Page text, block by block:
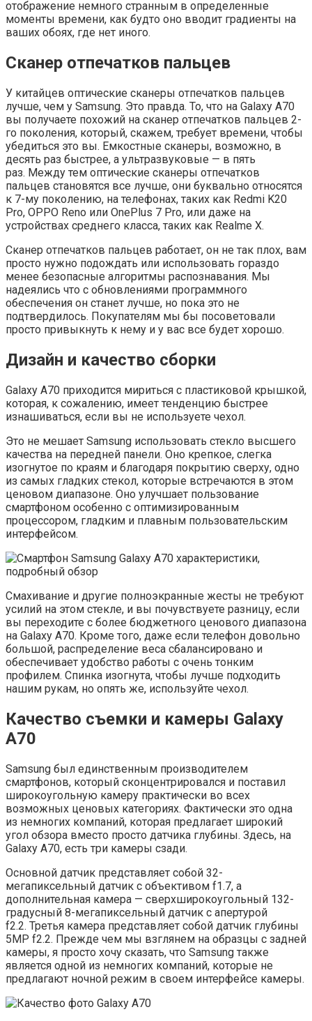
отображение немного странным в определенные
моменты времени, как будто оно вводит градиенты на
ваших обоях, где нет иного.
Сканер отпечатков пальцев
У китайцев оптические сканеры отпечатков пальцев
лучше, чем у Samsung. Это правда. То, что на Galaxy A70
вы получаете похожий на сканер отпечатков пальцев 2-
го поколения, который, скажем, требует времени, чтобы
убедиться это вы. Емкостные сканеры, возможно, в
десять раз быстрее, а ультразвуковые — в пять
раз. Между тем оптические сканеры отпечатков
пальцев становятся все лучше, они буквально относятся
к 7-му поколению, на телефонах, таких как Redmi K20
Pro, OPPO Reno или OnePlus 7 Pro, или даже на
устройствах среднего класса, таких как Realme X.
Сканер отпечатков пальцев работает, он не так плох, вам
просто нужно подождать или использовать гораздо
менее безопасные алгоритмы распознавания. Мы
надеялись что с обновлениями программного
обеспечения он станет лучше, но пока это не
подтвердилось. Покупателям мы бы посоветовали
просто привыкнуть к нему и у вас все будет хорошо.
Дизайн и качество сборки
Galaxy A70 приходится мириться с пластиковой крышкой,
которая, к сожалению, имеет тенденцию быстрее
изнашиваться, если вы не используете чехол.
Это не мешает Samsung использовать стекло высшего
качества на передней панели. Оно крепкое, слегка
изогнутое по краям и благодаря покрытию сверху, одно
из самых гладких стекол, которые встречаются в этом
ценовом диапазоне. Оно улучшает пользование
смартфоном особенно с оптимизированным
процессором, гладким и плавным пользовательским
интерфейсом.
Смахивание и другие полноэкранные жесты не требуют
усилий на этом стекле, и вы почувствуете разницу, если
вы переходите с более бюджетного ценового диапазона
на Galaxy A70. Кроме того, даже если телефон довольно
большой, распределение веса сбалансировано и
обеспечивает удобство работы с очень тонким
профилем. Спинка изогнута, чтобы лучше подходить
нашим рукам, но опять же, используйте чехол.
Качество съемки и камеры Galaxy
A70
Samsung был единственным производителем
смартфонов, который сконцентрировался и поставил
широкоугольную камеру практически во всех
возможных ценовых категориях. Фактически это одна
из немногих компаний, которая предлагает широкий
угол обзора вместо просто датчика глубины. Здесь, на
Galaxy A70, есть три камеры сзади.
Основной датчик представляет собой 32-
мегапиксельный датчик с объективом f1.7, а
дополнительная камера — сверхширокоугольный 132-
градусный 8-мегапиксельный датчик с апертурой
f2.2. Третья камера представляет собой датчик глубины
5MP f2.2. Прежде чем мы взглянем на образцы с задней
камеры, я просто хочу сказать, что Samsung также
является одной из немногих компаний, которые не
предлагают ночной режим в своем интерфейсе камеры.